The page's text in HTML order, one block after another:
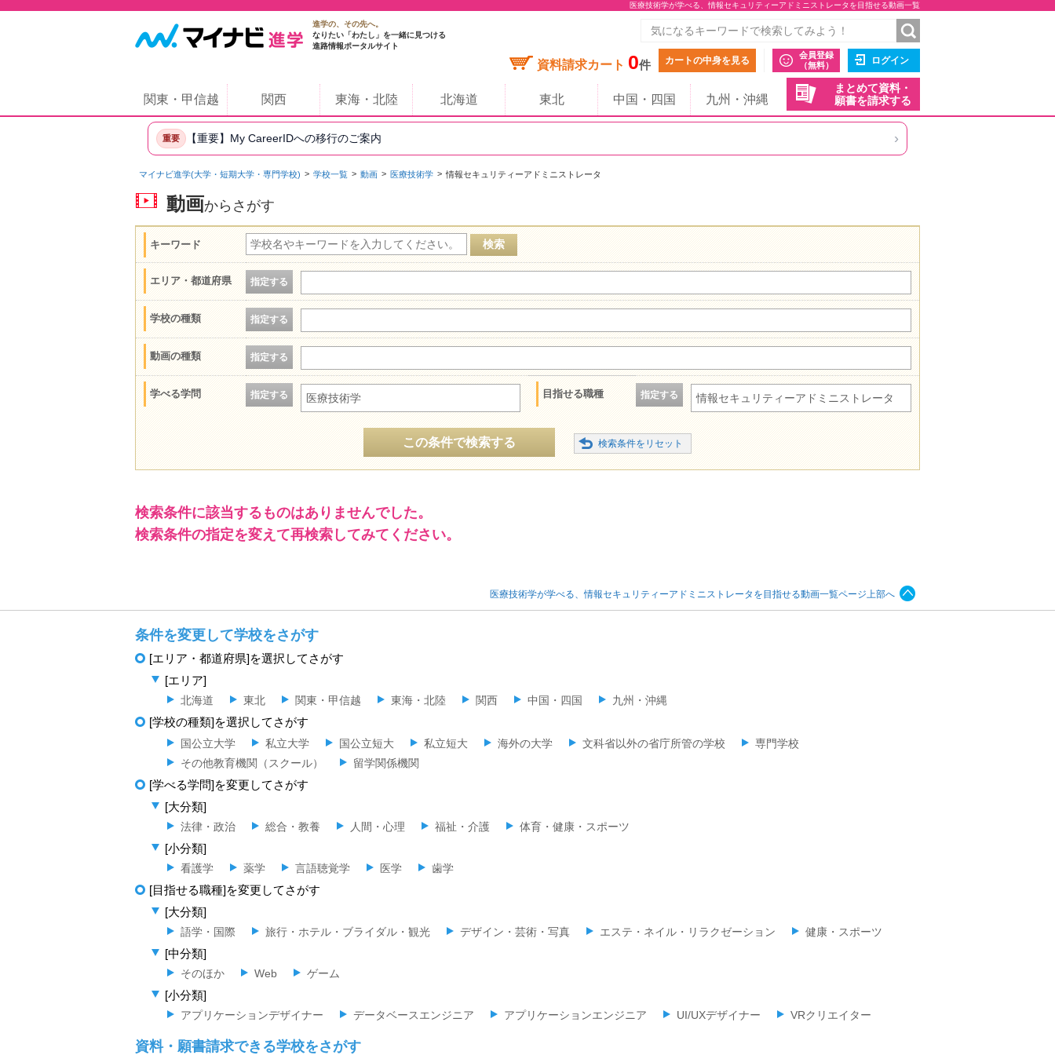
医療技術学が学べる、情報セキュリティーアドミニストレータを目指せる動画一覧
進学の、その先へ。
なりたい「わたし」を一緒に見つける
進路情報ポータルサイト
資料請求カート 0件 カートの中身を見る
会員登録
（無料）
ログイン
まとめて資料・
願書を請求する
関東・甲信越 関西 東海・北陸 北海道 東北 中国・四国 九州・沖縄
重要 【重要】My CareerIDへの移行のご案内 ›
マイナビ進学(大学・短期大学・専門学校) 学校一覧 動画 医療技術学 情報セキュリティーアドミニストレータ
動画からさがす
キーワード
エリア・都道府県 指定する
学校の種類 指定する
動画の種類 指定する
学べる学問 指定する 医療技術学 目指せる職種 指定する 情報セキュリティーアドミニストレータ
この条件で検索する
検索条件に該当するものはありませんでした。
検索条件の指定を変えて再検索してみてください。
医療技術学が学べる、情報セキュリティーアドミニストレータを目指せる動画一覧ページ上部へ
条件を変更して学校をさがす
[エリア・都道府県]を選択してさがす
[エリア]
北海道 東北 関東・甲信越 東海・北陸 関西 中国・四国 九州・沖縄
[学校の種類]を選択してさがす
国公立大学 私立大学 国公立短大 私立短大 海外の大学 文科省以外の省庁所管の学校
専門学校
その他教育機関（スクール）
留学関係機関
[学べる学問]を変更してさがす
[大分類]
法律・政治 総合・教養 人間・心理 福祉・介護 体育・健康・スポーツ
[小分類]
看護学 薬学 言語聴覚学 医学 歯学
[目指せる職種]を変更してさがす
[大分類]
語学・国際 旅行・ホテル・ブライダル・観光 デザイン・芸術・写真 エステ・ネイル・リラクゼーション 健康・スポーツ
[中分類]
そのほか Web ゲーム
[小分類]
アプリケーションデザイナー データベースエンジニア アプリケーションエンジニア UI/UXデザイナー VRクリエイター
資料・願書請求できる学校をさがす